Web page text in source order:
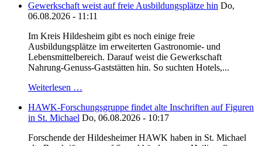
Gewerkschaft weist auf freie Ausbildungsplätze hin Do,
06.08.2026 - 11:11
Im Kreis Hildesheim gibt es noch einige freie
Ausbildungsplätze im erweiterten Gastronomie- und
Lebensmittelbereich. Darauf weist die Gewerkschaft
Nahrung-Genuss-Gaststätten hin. So suchten Hotels,...
Weiterlesen …
HAWK-Forschungsgruppe findet alte Inschriften auf Figuren
in St. Michael Do, 06.08.2026 - 10:17
Forschende der Hildesheimer HAWK haben in St. Michael